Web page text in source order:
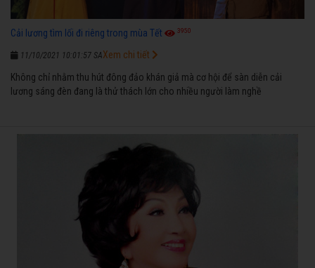
Cải lương tìm lối đi riêng trong mùa Tết 3950
11/10/2021 10:01:57 SA
Không chỉ nhằm thu hút đông đảo khán giả mà cơ hội để sàn diễn cải
lương sáng đèn đang là thử thách lớn cho nhiều người làm nghề
Xem chi tiết